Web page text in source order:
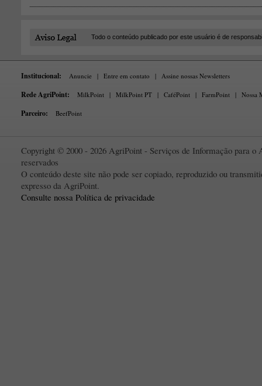
Todo o conteúdo publicado por este usuário é de
Institucional: Anuncie | Entre em contato | Assine nossas Newsletters
Rede AgriPoint: MilkPoint | MilkPoint PT | CaféPoint | FarmPoint | Nossa
Parceiro: BeefPoint
Copyright © 2000 - 2026 AgriPoint - Serviços de Informação para o
reservados
O conteúdo deste site não pode ser copiado, reproduzido ou
expresso da AgriPoint.
Consulte nossa Política de privacidade